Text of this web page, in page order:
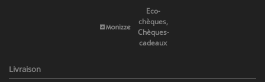
Eco-
chèques,
Chèques-
cadeaux
Livraison